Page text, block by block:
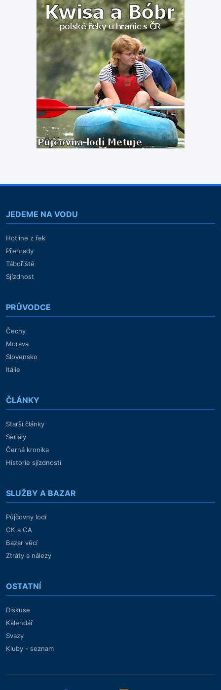
JEDEME NA VODU
Hotline z řek
Přehrady
Tábořiště
Sjízdnost
PRŮVODCE
Čechy
Morava
Slovensko
Itálie
ČLÁNKY
Starší články
Seriály
Černá kronika
Historie sjízdnosti
SLUŽBY A BAZAR
Půjčovny lodí
CK a CA
Bazar věcí
Ztráty a nálezy
OSTATNÍ
Diskuse
Kalendář
Svazy
Kluby - seznam